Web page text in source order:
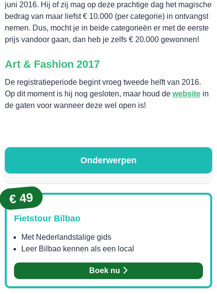
juni 2016. Hij of zij mag op deze prachtige dag het magische
bedrag van maar liefst € 10.000 (per categorie) in ontvangst
nemen. Dus, mocht je in beide categorieën er met de eerste
prijs vandoor gaan, dan heb je zelfs € 20.000 gewonnen!
Art & Fashion 2017
De registratieperiode begint vroeg tweede helft van 2016.
Op dit moment is hij nog gesloten, maar houd de website in
de gaten voor wanneer deze wel open is!
Onderwerpen
€ 49
Fietstour Bilbao
Met Nederlandstalige gids
Leer Bilbao kennen als een local
Boek nu